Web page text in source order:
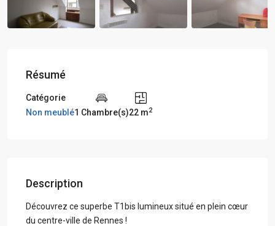
Résumé
Catégorie
Non meublé1 Chambre(s)22 m2
Description
Découvrez ce superbe T1bis lumineux situé en plein cœur
du centre-ville de Rennes !